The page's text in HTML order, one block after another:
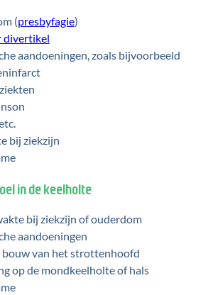
(presbyfagie)
divertikel
aandoeningen, zoals bijvoorbeeld
bij ziekzijn
in de keelholte
bij ziekzijn of ouderdom
aandoeningen
van het strottenhoofd
op de mondkeelholte of hals